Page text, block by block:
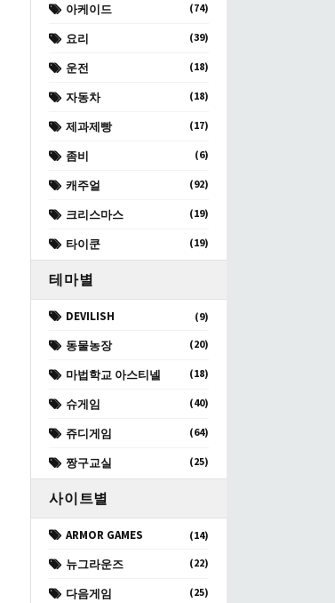
아케이드 (74)
요리 (39)
운전 (18)
자동차 (18)
제과제빵 (17)
좀비 (6)
캐주얼 (92)
크리스마스 (19)
타이쿤 (19)
테마별
DEVILISH (9)
동물농장 (20)
마법학교 아스티넬 (18)
슈게임 (40)
쥬디게임 (64)
짱구교실 (25)
사이트별
ARMOR GAMES (14)
뉴그라운즈 (22)
다음게임 (25)